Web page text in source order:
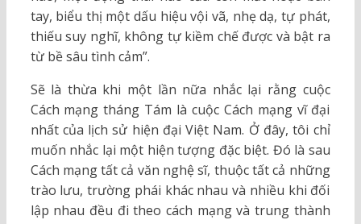
tay, biểu thị một dấu hiệu vội vã, nhẹ dạ, tự phát,
thiếu suy nghĩ, không tự kiềm chế được và bật ra
từ bề sâu tình cảm”.
Sẽ là thừa khi một lần nữa nhắc lại rằng cuộc
Cách mạng tháng Tám là cuộc Cách mạng vĩ đại
nhất của lịch sử hiện đại Việt Nam. Ở đây, tôi chỉ
muốn nhắc lại một hiện tượng đặc biệt. Đó là sau
Cách mạng tất cả văn nghệ sĩ, thuộc tất cả những
trào lưu, trường phái khác nhau và nhiều khi đối
lập nhau đều đi theo cách mạng và trung thành